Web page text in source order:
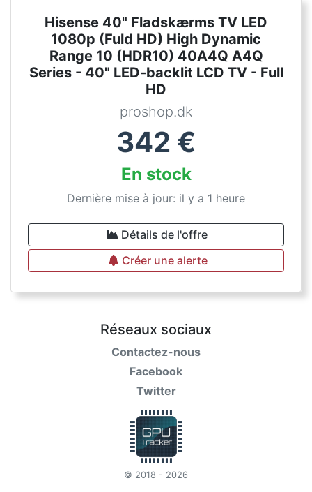
Hisense 40" Fladskærms TV LED
1080p (Fuld HD) High Dynamic
Range 10 (HDR10) 40A4Q A4Q
Series - 40" LED-backlit LCD TV - Full
HD
proshop.dk
342 €
En stock
Dernière mise à jour: il y a 1 heure
Détails de l'offre
Créer une alerte
Réseaux sociaux
Contactez-nous
Facebook
Twitter
© 2018 - 2026